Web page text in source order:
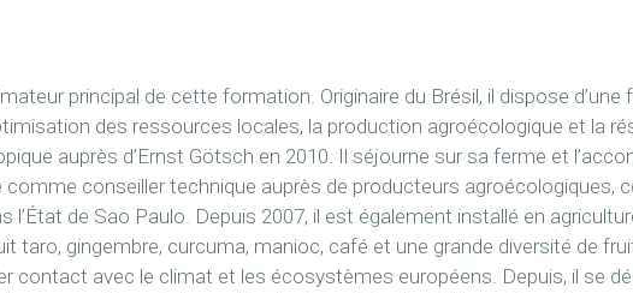
principal de cette formation. Originaire du Brésil, il dispose
des ressources locales, la production agroécologique et la
auprès d’Ernst Götsch en 2010. Il séjourne sur sa ferme et
conseiller technique auprès de producteurs agroécologiques,
l’État de Sao Paulo. Depuis 2007, il est également installé en
taro, gingembre, curcuma, manioc, café et une grande diversité de
contact avec le climat et les écosystèmes européens. Depuis, il se